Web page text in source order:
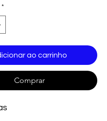
*
ao carrinho
Comprar